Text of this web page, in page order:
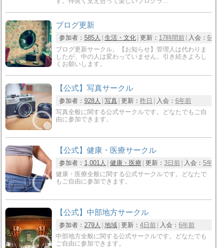
ブログ更新
参加者： 585人 生活・文化 更新： 17時間前 入会： 6
ブログ更新サークル。【お知らせ】管理人は代わりま
したが、中の人は変わっていません。引き続きよろし
くお願いします。
【公式】写真サークル
参加者： 928人 写真 更新： 昨日 入会： 6年前
写真全般に関する公式サークルです。どなたでもご自
由に参加できます。
【公式】健康・医療サークル
参加者： 1,001人 健康・医療 更新： 3日前 入会： 5年
健康・医療全般に関する公式サークルです。どなたで
もご自由に参加できます。
【公式】中部地方サークル
参加者： 279人 地域 更新： 4日前 入会： 6年前
中部地方全般に関する公式サークルです。どなたでも
ご自由に参加できます。